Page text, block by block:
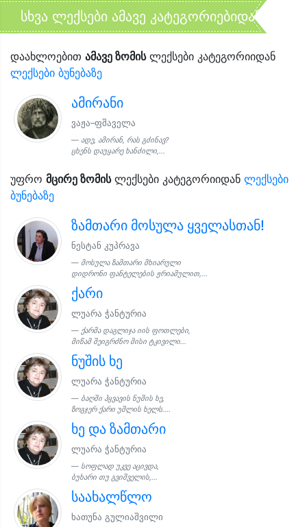
სხვა ლექსები ამავე კატეგორიებიდან
დაახლოებით ამავე ზომისლექსები კატეგორიიდან
ლექსები ბუნებაზე
ამირანი
ვაჟა–ფშაველა
ადე, ამირან, რას გძინავ?
ცხენს დაუყარე ხანძილი,...
უფრო მცირე ზომისლექსები კატეგორიიდან ლექსები
ბუნებაზე
ზამთარი მოსულა ყველასთან!
ნესტან კუპრავა
მოსულა ზამთარი მხიარული
დიდრონი ფანტელების ჟრიამულით,...
ქარი
ლუარა ჭანტურია
ქარმა დაგლიჯა იის ფოთლები,
მიწამ შეიგრძნო მისი ტკივილი...
ნუშის ხე
ლუარა ჭანტურია
ბაღში ჰყვავის ნუშის ხე,
ზოგჯერ ქარი უშლის ხელს....
ხე და ზამთარი
ლუარა ჭანტურია
სოფლად უკვე აცივდა,
ბუხარი თუ გვიშველის,...
საახალწლო
ხათუნა გულიაშვილი